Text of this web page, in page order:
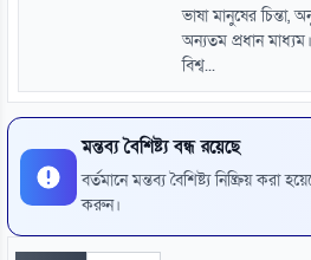
ভাষা মানুষের
অন্যতম প্রধান
বিশ্ব...
মন্তব্য বৈশিষ্ট্য বন্ধ রয়েছে
বর্তমানে মন্তব্য বৈশিষ্ট্য নিষ্ক্রিয় করা
করুন।